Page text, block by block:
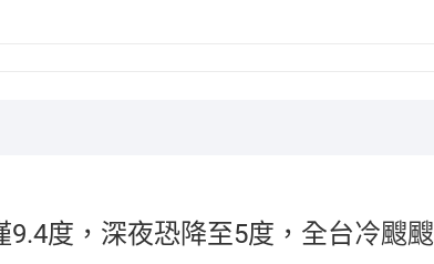
度，深夜恐降至5度，全台冷颼颼